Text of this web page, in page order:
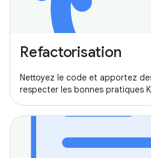
Refactorisation
Nettoyez le code et apportez
respecter les bonnes pratiques